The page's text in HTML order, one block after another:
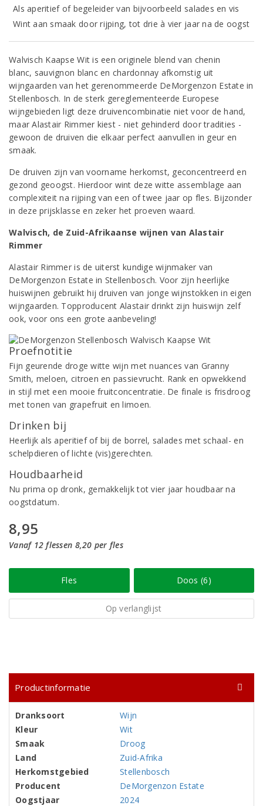
Als aperitief of begeleider van bijvoorbeeld salades en vis
Wint aan smaak door rijping, tot drie à vier jaar na de oogst
Walvisch Kaapse Wit is een originele blend van chenin
blanc, sauvignon blanc en chardonnay afkomstig uit
wijngaarden van het gerenommeerde DeMorgenzon Estate in
Stellenbosch. In de sterk gereglementeerde Europese
wijngebieden ligt deze druivencombinatie niet voor de hand,
maar Alastair Rimmer kiest - niet gehinderd door tradities -
gewoon de druiven die elkaar perfect aanvullen in geur en
smaak.
De druiven zijn van voorname herkomst, geconcentreerd en
gezond geoogst. Hierdoor wint deze witte assemblage aan
complexiteit na rijping van een of twee jaar op fles. Bijzonder
in deze prijsklasse en zeker het proeven waard.
Walvisch, de Zuid-Afrikaanse wijnen van Alastair
Rimmer
Alastair Rimmer is de uiterst kundige wijnmaker van
DeMorgenzon Estate in Stellenbosch. Voor zijn heerlijke
huiswijnen gebruikt hij druiven van jonge wijnstokken in eigen
wijngaarden. Topproducent Alastair drinkt zijn huiswijn zelf
ook, voor ons een grote aanbeveling!
Proefnotitie
Fijn geurende droge witte wijn met nuances van Granny
Smith, meloen, citroen en passievrucht. Rank en opwekkend
in stijl met een mooie fruitconcentratie. De finale is frisdroog
met tonen van grapefruit en limoen.
Drinken bij
Heerlijk als aperitief of bij de borrel, salades met schaal- en
schelpdieren of lichte (vis)gerechten.
Houdbaarheid
Nu prima op dronk, gemakkelijk tot vier jaar houdbaar na
oogstdatum.
8,95
Vanaf 12 flessen 8,20 per fles
Fles Doos (6)
Op verlanglijst
Productinformatie
Dranksoort
Wijn
Kleur
Wit
Smaak
Droog
Land
Zuid-Afrika
Herkomstgebied
Stellenbosch
Producent
DeMorgenzon Estate
Oogstjaar
2024